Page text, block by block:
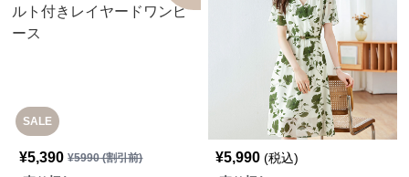
SALE
¥5,390 ¥5990(割引前) ¥5,990 (税込)